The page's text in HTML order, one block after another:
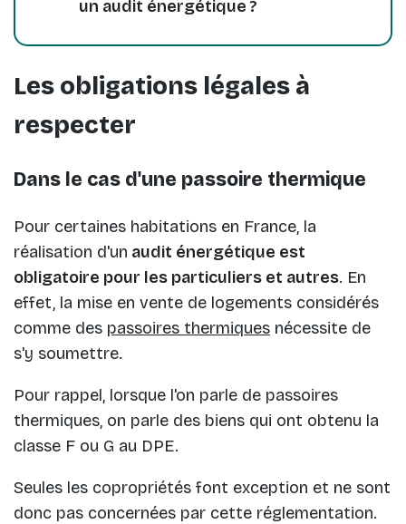
un audit énergétique ?
Les obligations légales à
respecter
Dans le cas d'une passoire thermique
Pour certaines habitations en France, la
réalisation d'un audit énergétique est
obligatoire pour les particuliers et autres. En
effet, la mise en vente de logements considérés
comme des passoires thermiques nécessite de
s'y soumettre.
Pour rappel, lorsque l'on parle de passoires
thermiques, on parle des biens qui ont obtenu la
classe F ou G au DPE.
Seules les copropriétés font exception et ne sont
donc pas concernées par cette réglementation.